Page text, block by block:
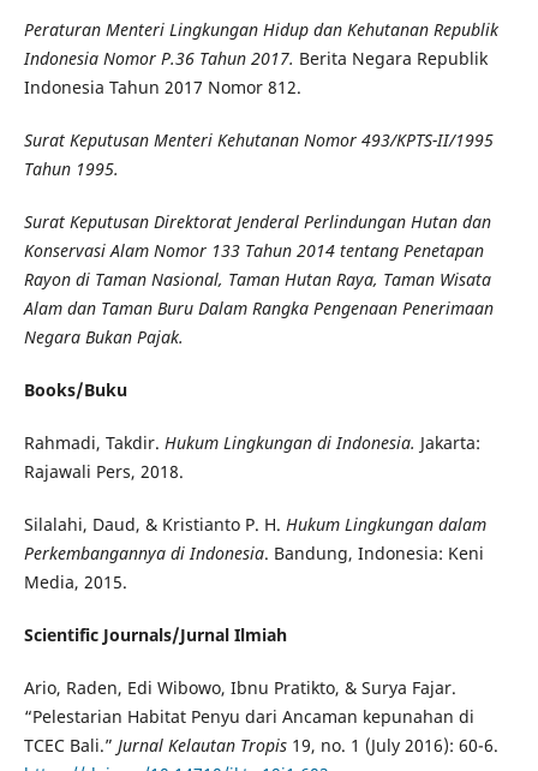
Peraturan Menteri Lingkungan Hidup dan Kehutanan Republik
Indonesia Nomor P.36 Tahun 2017. Berita Negara Republik
Indonesia Tahun 2017 Nomor 812.
Surat Keputusan Menteri Kehutanan Nomor 493/KPTS-II/1995
Tahun 1995.
Surat Keputusan Direktorat Jenderal Perlindungan Hutan dan
Konservasi Alam Nomor 133 Tahun 2014 tentang Penetapan
Rayon di Taman Nasional, Taman Hutan Raya, Taman Wisata
Alam dan Taman Buru Dalam Rangka Pengenaan Penerimaan
Negara Bukan Pajak.
Books/Buku
Rahmadi, Takdir. Hukum Lingkungan di Indonesia. Jakarta:
Rajawali Pers, 2018.
Silalahi, Daud, & Kristianto P. H. Hukum Lingkungan dalam
Perkembangannya di Indonesia. Bandung, Indonesia: Keni
Media, 2015.
Scientific Journals/Jurnal Ilmiah
Ario, Raden, Edi Wibowo, Ibnu Pratikto, & Surya Fajar.
“Pelestarian Habitat Penyu dari Ancaman kepunahan di
TCEC Bali.” Jurnal Kelautan Tropis 19, no. 1 (July 2016): 60-6.